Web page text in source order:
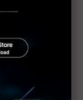
交口袋裡的
率先出航、